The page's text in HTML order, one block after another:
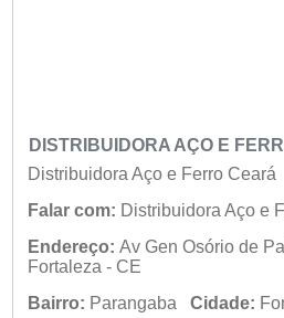
DISTRIBUIDORA AÇO E
Distribuidora Aço e Ferro Ceará
Falar com: Distribuidora Aço e
Endereço: Av Gen Osório de
Fortaleza - CE
Bairro: Parangaba Cidade: